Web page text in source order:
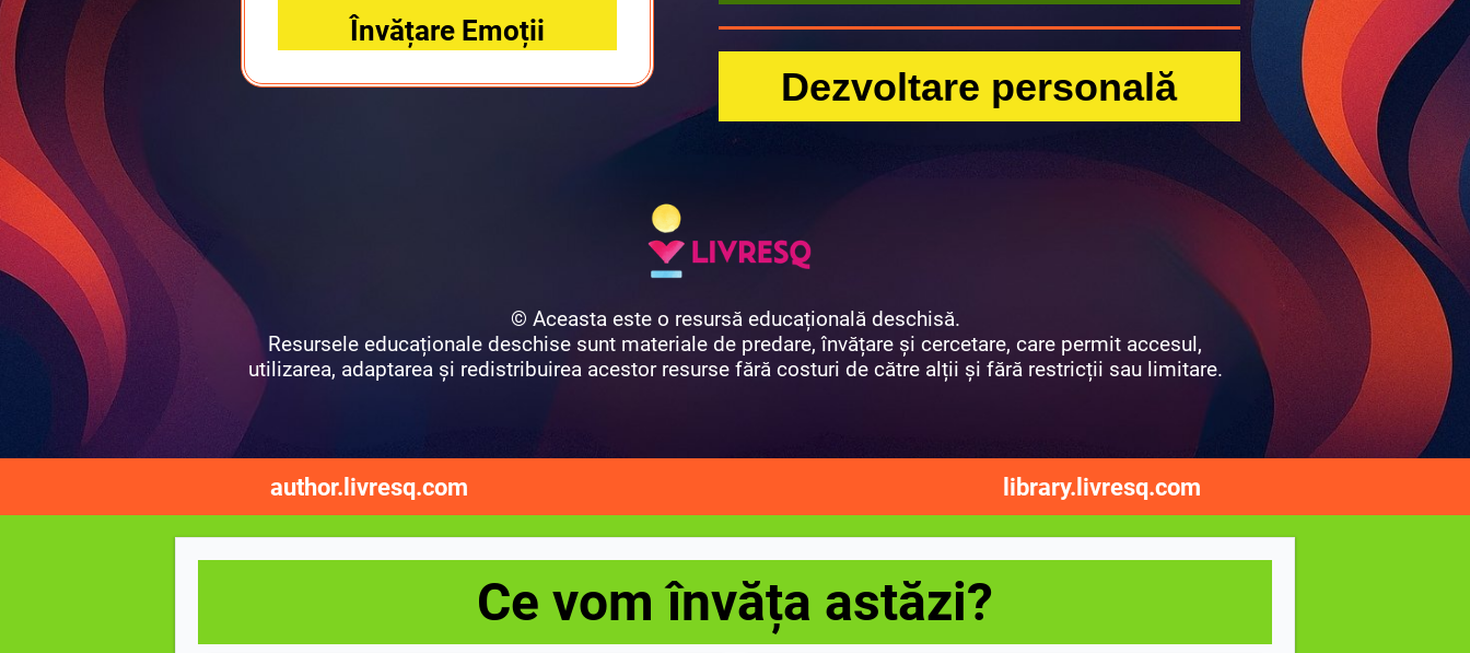
Învățare Emoții
Dezvoltare personală
© Aceasta este o resursă educațională deschisă.
Resursele educaționale deschise sunt materiale de predare, învățare și cercetare, care permit accesul,
utilizarea, adaptarea și redistribuirea acestor resurse fără costuri de către alții și fără restricții sau limitare.
author.livresq.com library.livresq.com
Ce vom învăța astăzi?